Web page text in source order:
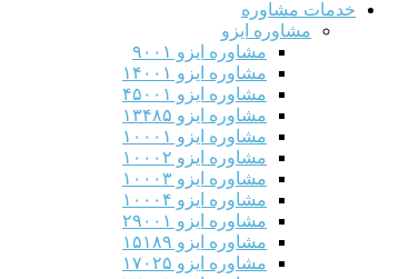
خدمات مشاوره
مشاوره ایزو
مشاوره ایزو ۹۰۰۱
مشاوره ایزو ۱۴۰۰۱
مشاوره ایزو ۴۵۰۰۱
مشاوره ایزو ۱۳۴۸۵
مشاوره ایزو ۱۰۰۰۱
مشاوره ایزو ۱۰۰۰۲
مشاوره ایزو ۱۰۰۰۳
مشاوره ایزو ۱۰۰۰۴
مشاوره ایزو ۲۹۰۰۱
مشاوره ایزو ۱۵۱۸۹
مشاوره ایزو ۱۷۰۲۵